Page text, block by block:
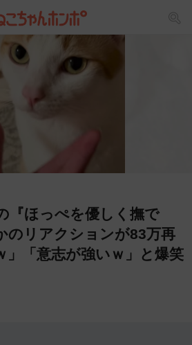
『ほっぺを優しく撫で
のリアクションが83万再
」「意志が強いｗ」と爆笑